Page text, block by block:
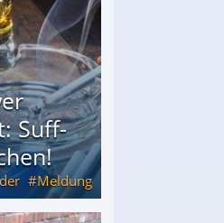
Suff-
Meldung